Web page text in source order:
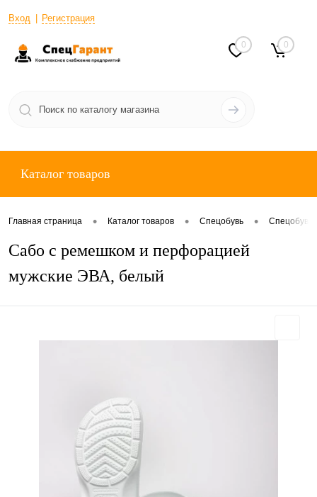
Вход Регистрация
0 0
Каталог товаров
Главная страница • Каталог товаров • Спецобувь • Спецобувь
Сабо с ремешком и перфорацией
мужские ЭВА, белый